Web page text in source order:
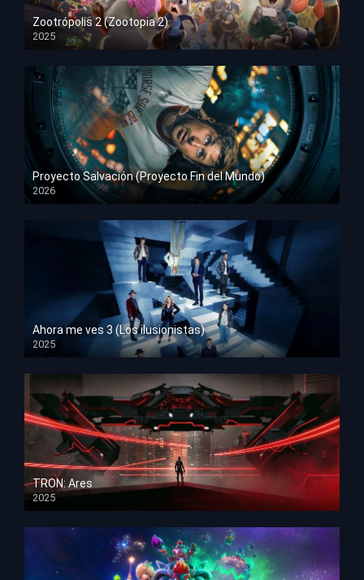
Zootrópolis 2 (Zootopia 2)
2025
HD 1080p
Proyecto Salvación (Proyecto Fin del Mundo)
2026
HD 1080p
Ahora me ves 3 (Los ilusionistas)
2025
HD 1080p
TRON: Ares
2025
HD 1080p